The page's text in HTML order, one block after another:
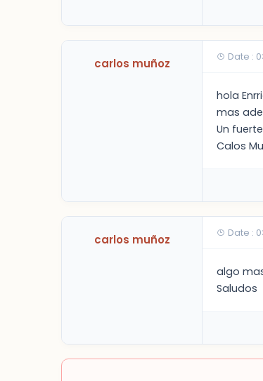
carlos muñoz Date :
hola
mas
Un
Calos
carlos muñoz Date :
algo
Saludos